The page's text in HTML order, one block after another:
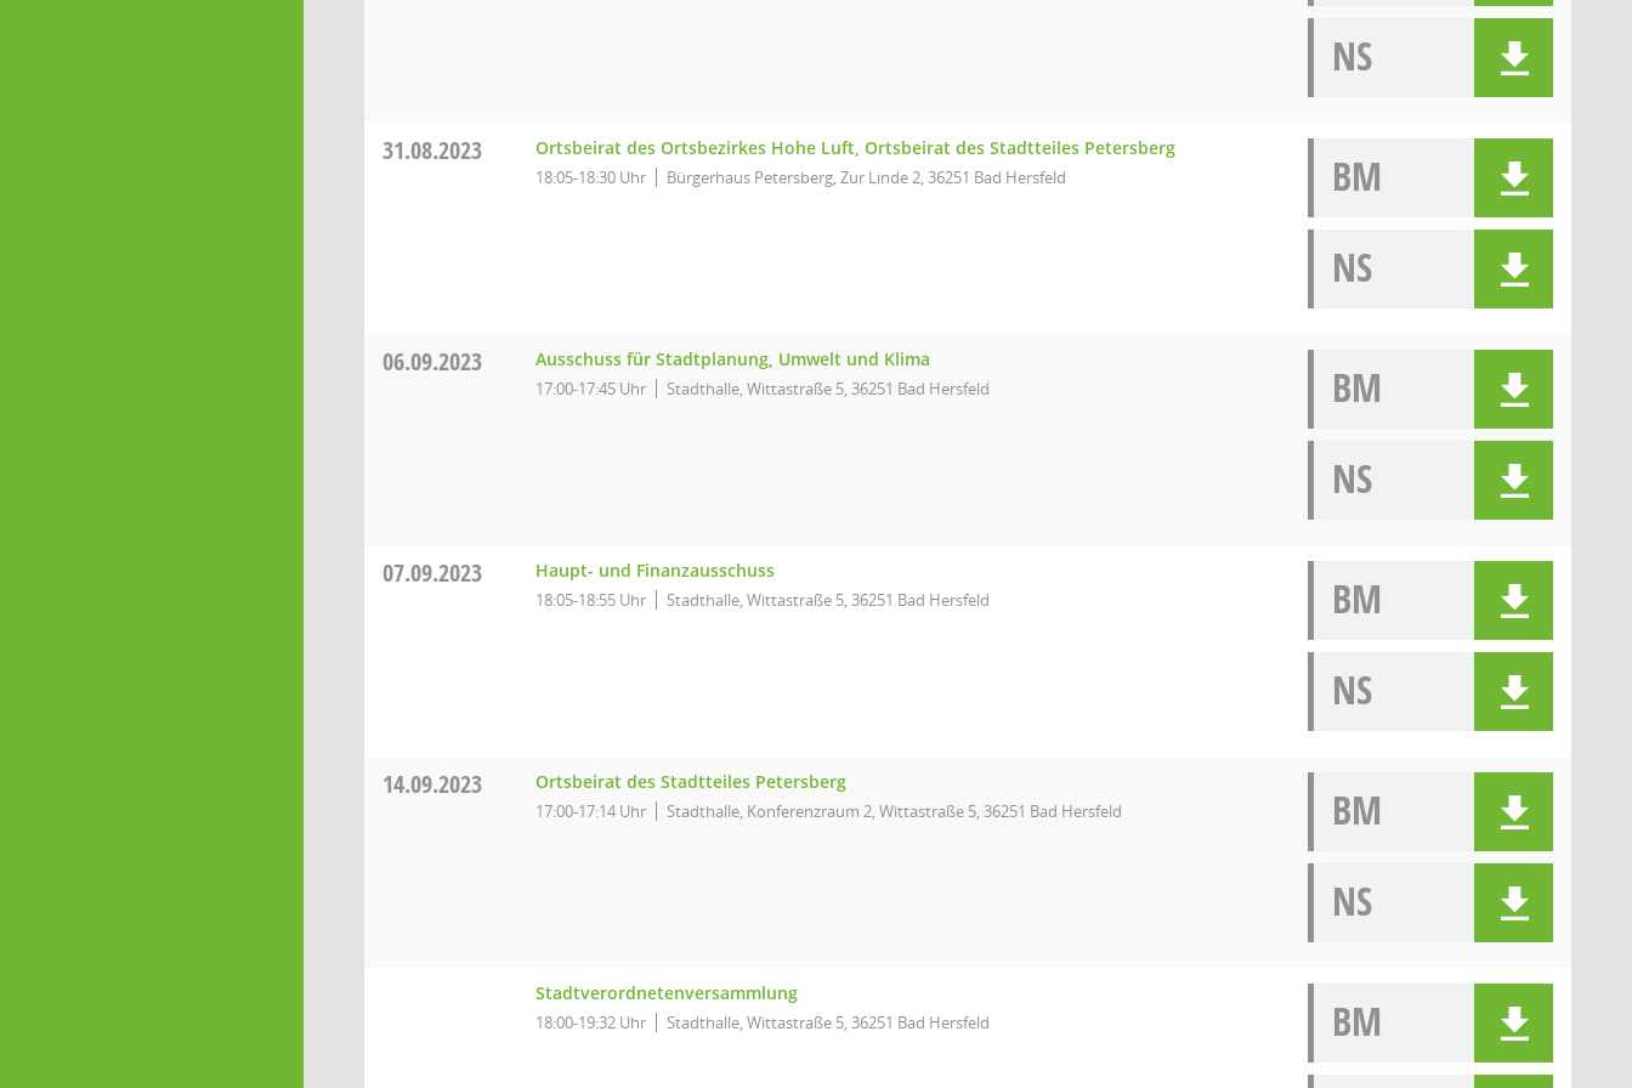
NS
31.08.2023 Ortsbeirat des Ortsbezirkes Hohe Luft, Ortsbeirat des Stadtteiles Petersberg
18:05-18:30 Uhr Bürgerhaus Petersberg, Zur Linde 2, 36251 Bad Hersfeld
BM
NS
06.09.2023 Ausschuss für Stadtplanung, Umwelt und Klima
17:00-17:45 Uhr Stadthalle, Wittastraße 5, 36251 Bad Hersfeld
BM
NS
07.09.2023 Haupt- und Finanzausschuss
18:05-18:55 Uhr Stadthalle, Wittastraße 5, 36251 Bad Hersfeld
BM
NS
14.09.2023 Ortsbeirat des Stadtteiles Petersberg
17:00-17:14 Uhr Stadthalle, Konferenzraum 2, Wittastraße 5, 36251 Bad Hersfeld
BM
NS
Stadtverordnetenversammlung
18:00-19:32 Uhr Stadthalle, Wittastraße 5, 36251 Bad Hersfeld
BM